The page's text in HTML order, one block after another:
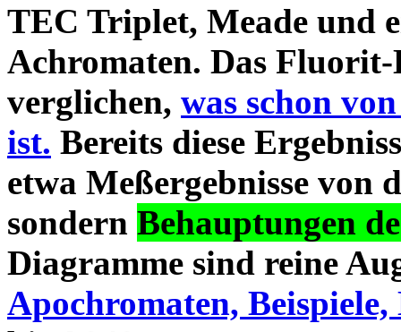
TEC Triplet, Meade und
Achromaten. Das
verglichen, was schon
ist. Bereits diese
etwa Meßergebnisse von
sondern Behauptungen
Diagramme sind reine
Apochromaten, Beispiele,